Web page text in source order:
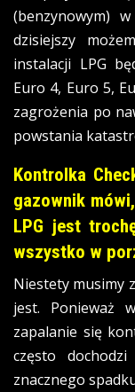
(benzynowym)
dzisiejszy
instalacji LPG
Euro 4, Euro 5,
zagrożenia po
powstania
Kontrolka
gazownik
LPG jest
wszystko w
Niestety musimy
jest. Ponieważ
zapalanie się
często
znacznego